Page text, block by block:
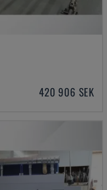
420 906 SEK